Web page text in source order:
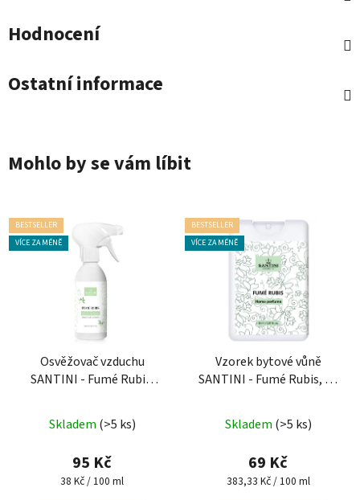
Hodnocení
Ostatní informace
Mohlo by se vám líbit
BESTSELLER
VÍCE ZA MÉNĚ
Osvěžovač vzduchu
SANTINI - Fumé Rubis,
hodnocení
produktu
je
Skladem (>5 ks)
95 Kč
Měrná
38 Kč / 100 ml
BESTSELLER
VÍCE ZA MÉNĚ
Vzorek bytové vůně
SANTINI - Fumé Rubis, 18
hodnocení
produktu
je
Skladem (>5 ks)
69 Kč
Měrná
383,33 Kč / 100 ml